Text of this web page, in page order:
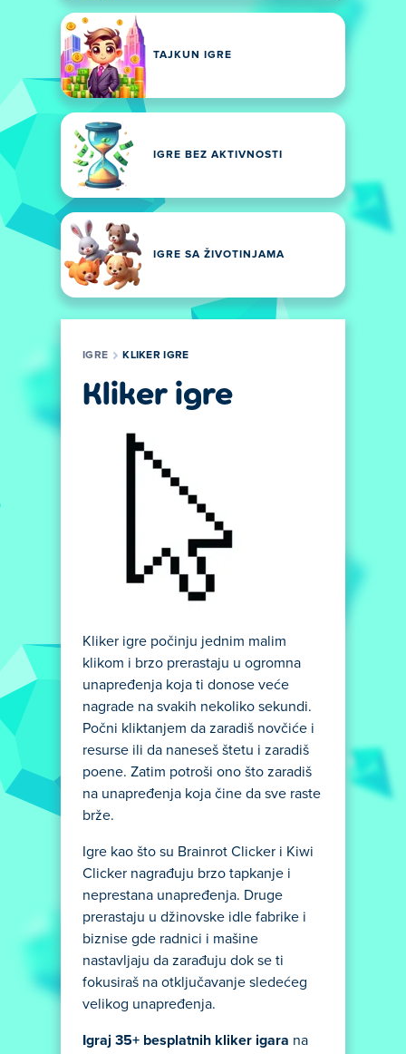
TAJKUN IGRE
IGRE BEZ AKTIVNOSTI
IGRE SA ŽIVOTINJAMA
IGRE KLIKER IGRE
Kliker igre
Kliker igre počinju jednim malim
klikom i brzo prerastaju u ogromna
unapređenja koja ti donose veće
nagrade na svakih nekoliko sekundi.
Počni kliktanjem da zaradiš novčiće i
resurse ili da naneseš štetu i zaradiš
poene. Zatim potroši ono što zaradiš
na unapređenja koja čine da sve raste
brže.
Igre kao što su Brainrot Clicker i Kiwi
Clicker nagrađuju brzo tapkanje i
neprestana unapređenja. Druge
prerastaju u džinovske idle fabrike i
biznise gde radnici i mašine
nastavljaju da zarađuju dok se ti
fokusiraš na otključavanje sledećeg
velikog unapređenja.
Igraj 35+ besplatnih kliker igara na